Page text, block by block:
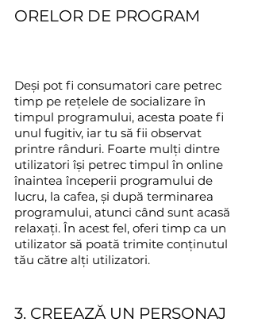
ORELOR DE PROGRAM
Deși pot fi consumatori care petrec
timp pe rețelele de socializare în
timpul programului, acesta poate fi
unul fugitiv, iar tu să fii observat
printre rânduri. Foarte mulți dintre
utilizatori își petrec timpul în online
înaintea începerii programului de
lucru, la cafea, și după terminarea
programului, atunci când sunt acasă
relaxați. În acest fel, oferi timp ca un
utilizator să poată trimite conținutul
tău către alți utilizatori.
3. CREEAZĂ UN PERSONAJ